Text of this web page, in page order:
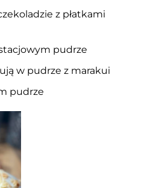
z płatkami
pudrze
w pudrze z marakui
pudrze